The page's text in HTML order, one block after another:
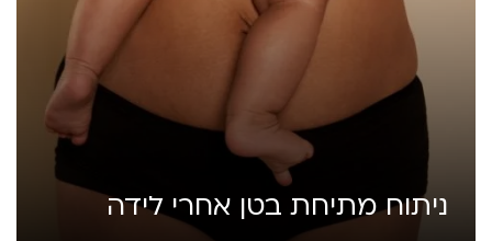
ניתוח מתיחת בטן אחרי לידה